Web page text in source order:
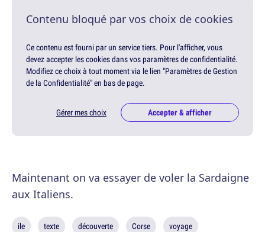
Contenu bloqué par vos choix de cookies
Ce contenu est fourni par un service tiers. Pour l'afficher, vous
devez accepter les cookies dans vos paramètres de confidentialité.
Modifiez ce choix à tout moment via le lien "Paramètres de Gestion
de la Confidentialité" en bas de page.
Gérer mes choix Accepter & afficher
Maintenant on va essayer de voler la Sardaigne
aux Italiens.
ile texte découverte Corse voyage